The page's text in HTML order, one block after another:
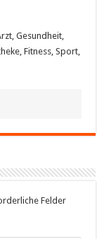
Gesundheit,
Fitness, Sport,
Felder